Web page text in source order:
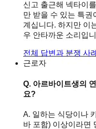
신고 출근해 넥타이
만 받을 수 있는 특권
계십니다. 하지만 이
우 안타까운 소리입
전체 답변과 분쟁 사
근로자
Q. 아르바이트생의
요?
A. 일하는 식당이나
바 포함) 이상이라면